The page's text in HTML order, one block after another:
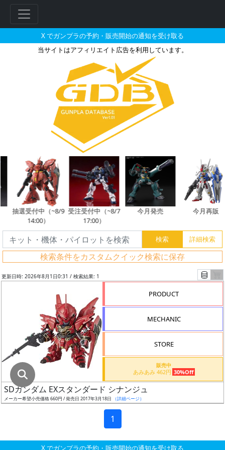
X でガンプラの予約・販売開始の通知を受け取る
当サイトはアフィリエイト広告を利用しています。
SDガンダム EXスタンダード シ
抽選受付中（~8/9
14:00）
受注受付中（~8/7
17:00）
今月発売 今月再販
検索条件をカスタムクイック検索に保存
ー
ド
索
グ
レ
成
形
更新日時: 2026年8月1日0:31 / 検索結果: 1
PRODUCT
MECHANIC
STORE
販売中
あみあみ 462円 30%Off
SDガンダム EXスタンダード シナンジュ
メーカー希望小売価格 660円 / 発売日 2017年3月18日 （詳細ページ）
1
X でガンプラの予約・販売開始の通知を受け取る